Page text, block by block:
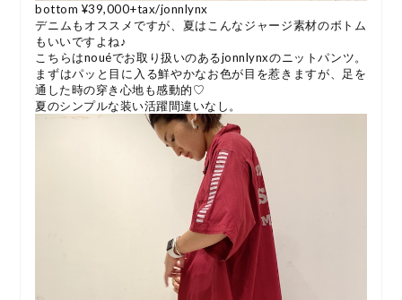
bottom ¥39,000+tax/jonnlynx
デニムもオススメですが、夏はこんなジャージ素材のボトム
もいいですよね♪
こちらはnouéでお取り扱いのあるjonnlynxのニットパンツ。
まずはパッと目に入る鮮やかなお色が目を惹きますが、足を
通した時の穿き心地も感動的♡
夏のシンプルな装い活躍間違いなし。